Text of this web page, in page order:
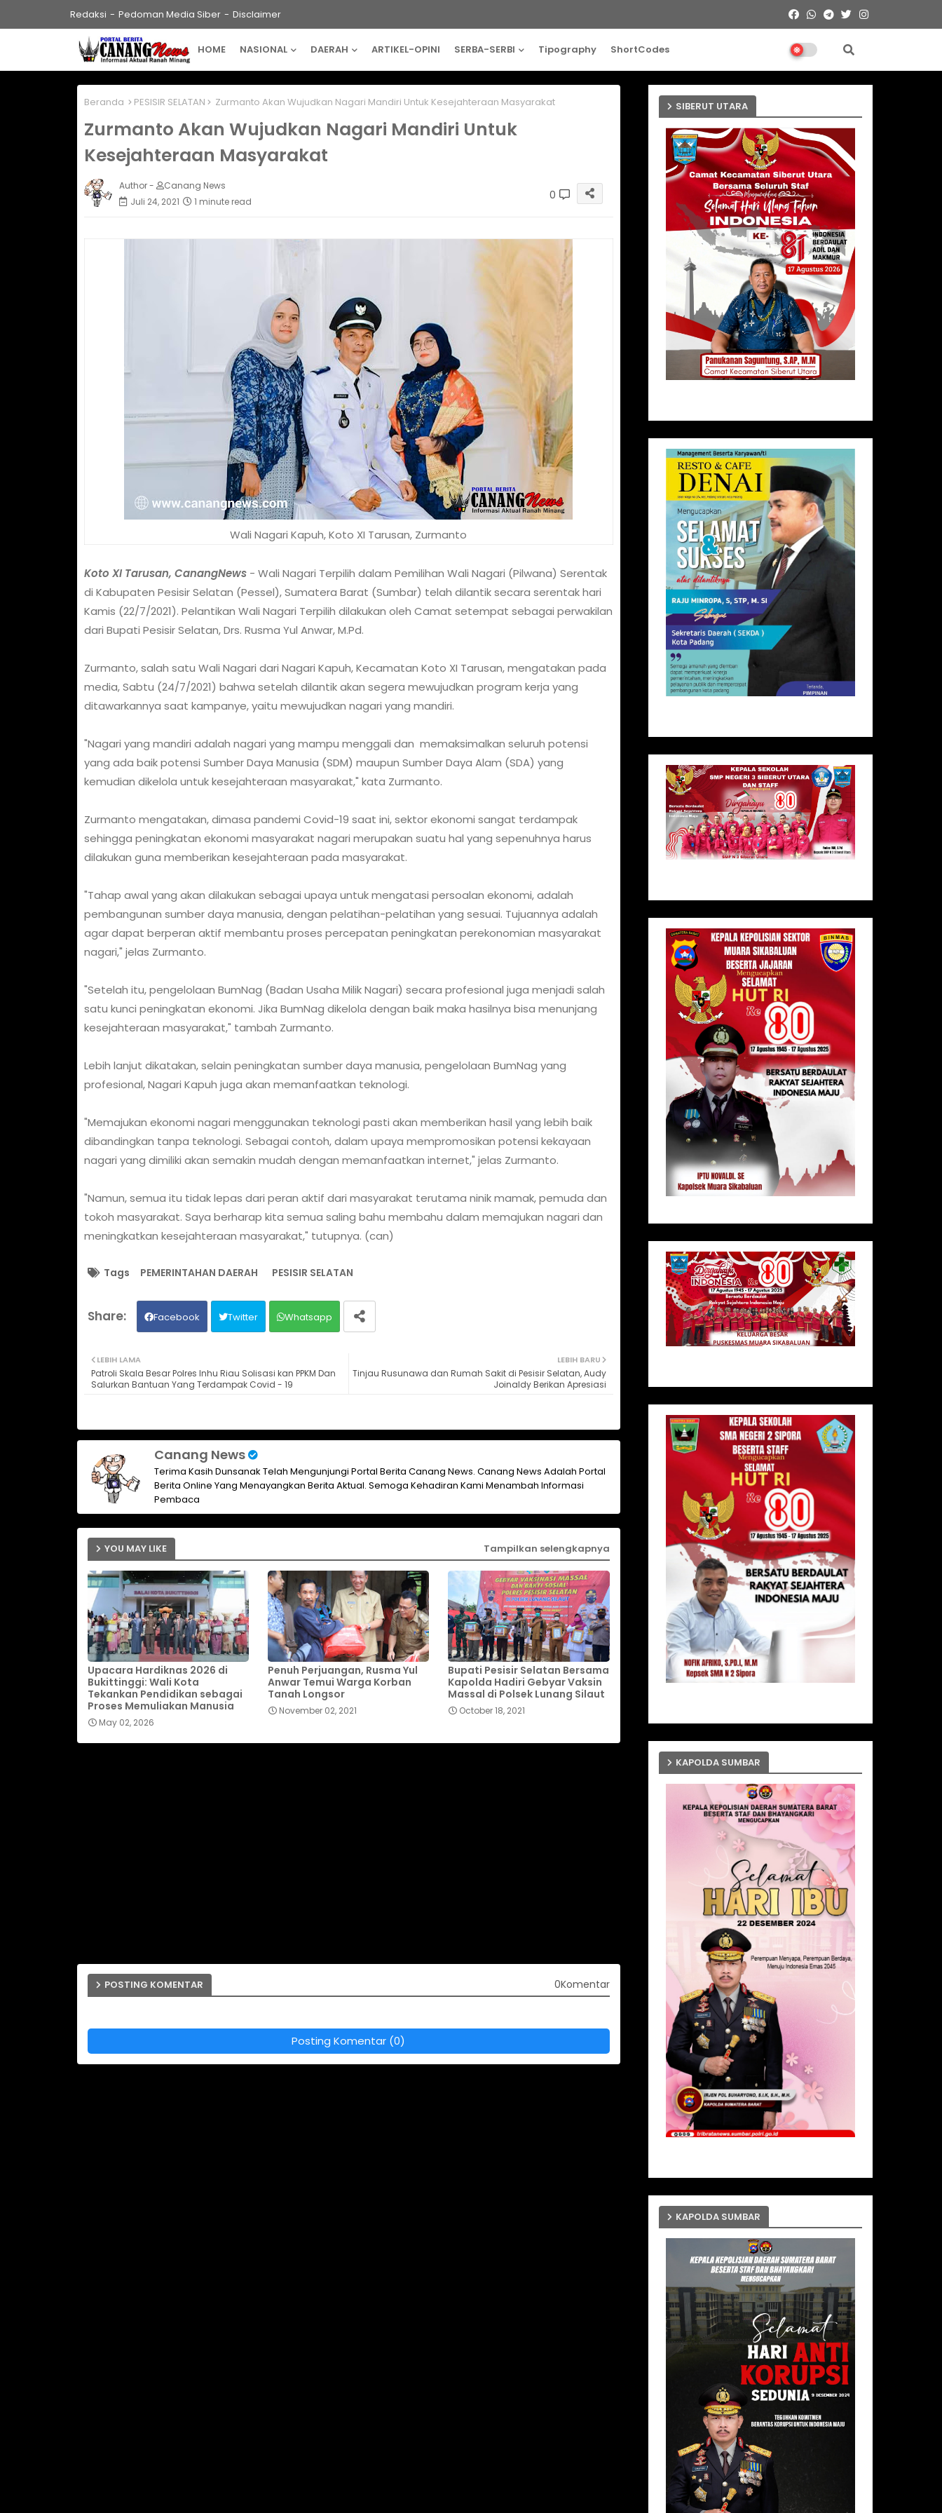
Redaksi Pedoman Media Siber Disclaimer
HOME NASIONAL DAERAH ARTIKEL-OPINI SERBA-SERBI Tipography ShortCodes
Beranda PESISIR SELATAN Zurmanto Akan Wujudkan Nagari Mandiri Untuk Kesejahteraan Masyarakat
Zurmanto Akan Wujudkan Nagari Mandiri Untuk
Kesejahteraan Masyarakat
Author -
Canang News
Juli 24, 2021
1 minute read 0
Wali Nagari Kapuh, Koto XI Tarusan, Zurmanto
Koto XI Tarusan, CanangNews- Wali Nagari Terpilih dalam Pemilihan Wali Nagari (Pilwana) Serentak
di Kabupaten Pesisir Selatan (Pessel), Sumatera Barat (Sumbar) telah dilantik secara serentak hari
Kamis (22/7/2021). Pelantikan Wali Nagari Terpilih dilakukan oleh Camat setempat sebagai perwakilan
dari Bupati Pesisir Selatan, Drs. Rusma Yul Anwar, M.Pd.
Zurmanto, salah satu Wali Nagari dari Nagari Kapuh, Kecamatan Koto XI Tarusan, mengatakan pada
media, Sabtu (24/7/2021) bahwa setelah dilantik akan segera mewujudkan program kerja yang
ditawarkannya saat kampanye, yaitu mewujudkan nagari yang mandiri.
"Nagari yang mandiri adalah nagari yang mampu menggali dan memaksimalkan seluruh potensi
yang ada baik potensi Sumber Daya Manusia (SDM) maupun Sumber Daya Alam (SDA) yang
kemudian dikelola untuk kesejahteraan masyarakat," kata Zurmanto.
Zurmanto mengatakan, dimasa pandemi Covid-19 saat ini, sektor ekonomi sangat terdampak
sehingga peningkatan ekonomi masyarakat nagari merupakan suatu hal yang sepenuhnya harus
dilakukan guna memberikan kesejahteraan pada masyarakat.
"Tahap awal yang akan dilakukan sebagai upaya untuk mengatasi persoalan ekonomi, adalah
pembangunan sumber daya manusia, dengan pelatihan-pelatihan yang sesuai. Tujuannya adalah
agar dapat berperan aktif membantu proses percepatan peningkatan perekonomian masyarakat
nagari," jelas Zurmanto.
"Setelah itu, pengelolaan BumNag (Badan Usaha Milik Nagari) secara profesional juga menjadi salah
satu kunci peningkatan ekonomi. Jika BumNag dikelola dengan baik maka hasilnya bisa menunjang
kesejahteraan masyarakat," tambah Zurmanto.
Lebih lanjut dikatakan, selain peningkatan sumber daya manusia, pengelolaan BumNag yang
profesional, Nagari Kapuh juga akan memanfaatkan teknologi.
"Memajukan ekonomi nagari menggunakan teknologi pasti akan memberikan hasil yang lebih baik
dibandingkan tanpa teknologi. Sebagai contoh, dalam upaya mempromosikan potensi kekayaan
nagari yang dimiliki akan semakin mudah dengan memanfaatkan internet," jelas Zurmanto.
"Namun, semua itu tidak lepas dari peran aktif dari masyarakat terutama ninik mamak, pemuda dan
tokoh masyarakat. Saya berharap kita semua saling bahu membahu dalam memajukan nagari dan
meningkatkan kesejahteraan masyarakat," tutupnya. (can)
Tags PEMERINTAHAN DAERAH PESISIR SELATAN
Facebook Twitter Whatsapp
LEBIH BARU
Tinjau Rusunawa dan Rumah Sakit di Pesisir Selatan, Audy
Joinaldy Berikan Apresiasi
LEBIH LAMA
Patroli Skala Besar Polres Inhu Riau Solisasi kan PPKM Dan
Salurkan Bantuan Yang Terdampak Covid - 19
Canang News
Terima Kasih Dunsanak Telah Mengunjungi Portal Berita Canang News. Canang News Adalah Portal
Berita Online Yang Menayangkan Berita Aktual. Semoga Kehadiran Kami Menambah Informasi
Pembaca
YOU MAY LIKE Tampilkan selengkapnya
Upacara Hardiknas 2026 di
Bukittinggi: Wali Kota
Tekankan Pendidikan sebagai
Proses Memuliakan Manusia
May 02, 2026
Penuh Perjuangan, Rusma Yul
Anwar Temui Warga Korban
Tanah Longsor
November 02, 2021
Bupati Pesisir Selatan Bersama
Kapolda Hadiri Gebyar Vaksin
Massal di Polsek Lunang Silaut
October 18, 2021
POSTING KOMENTAR 0Komentar
Posting Komentar (0)
SIBERUT UTARA
KAPOLDA SUMBAR
KAPOLDA SUMBAR